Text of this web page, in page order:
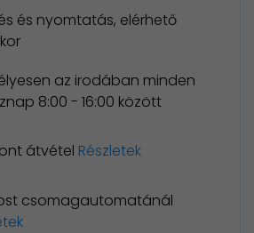
és nyomtatás, elérhető
az irodában minden
8:00 - 16:00 között
átvétel Részletek
csomagautomatánál